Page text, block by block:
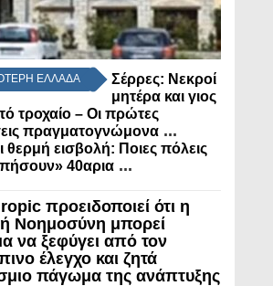
ΕΛΛΑΔΑ
Σέρρες: Νεκροί
μητέρα και γιος
τροχαίο – Οι πρώτες
πραγματογνώμονα ...
θερμή εισβολή: Ποιες πόλεις
40αρια ...
προειδοποιεί ότι η
Νοημοσύνη μπορεί
να ξεφύγει από τον
έλεγχο και ζητά
πάγωμα της ανάπτυξης